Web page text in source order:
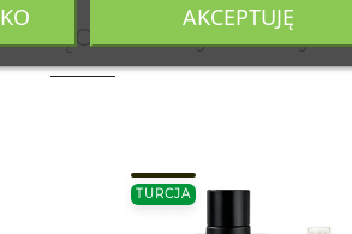
do tej samej
TURCJA
AKCEPTUJĘ